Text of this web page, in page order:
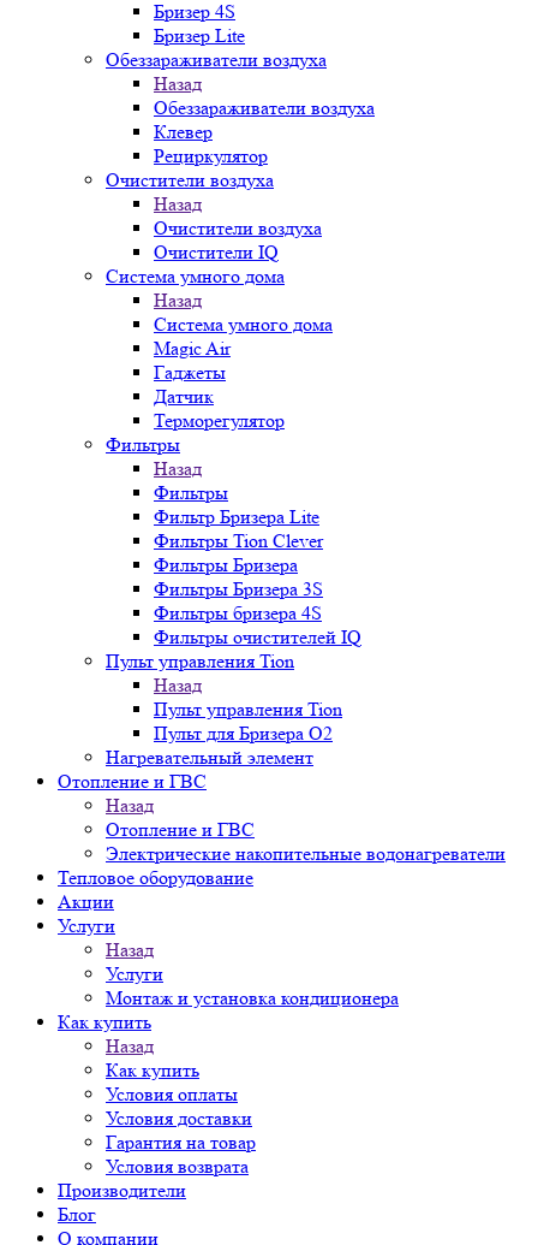
Бризер 4S
Бризер Lite
Обеззараживатели воздуха
Назад
Обеззараживатели воздуха
Клевер
Рециркулятор
Очистители воздуха
Назад
Очистители воздуха
Очистители IQ
Система умного дома
Назад
Система умного дома
Magic Air
Гаджеты
Датчик
Терморегулятор
Фильтры
Назад
Фильтры
Фильтр Бризера Lite
Фильтры Tion Clever
Фильтры Бризера
Фильтры Бризера 3S
Фильтры бризера 4S
Фильтры очистителей IQ
Пульт управления Tion
Назад
Пульт управления Tion
Пульт для Бризера O2
Нагревательный элемент
Отопление и ГВС
Назад
Отопление и ГВС
Электрические накопительные водонагреватели
Тепловое оборудование
Акции
Услуги
Назад
Услуги
Монтаж и установка кондиционера
Как купить
Назад
Как купить
Условия оплаты
Условия доставки
Гарантия на товар
Условия возврата
Производители
Блог
О компании